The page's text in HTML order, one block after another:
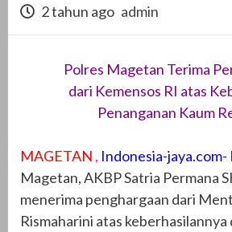
2 tahun ago admin
Polres Magetan Terima
dari Kemensos RI atas
Penanganan Kaum
MAGETAN , Indonesia-jaya.com-
Magetan, AKBP Satria Permana
menerima penghargaan dari
Rismaharini atas keberhasilannya